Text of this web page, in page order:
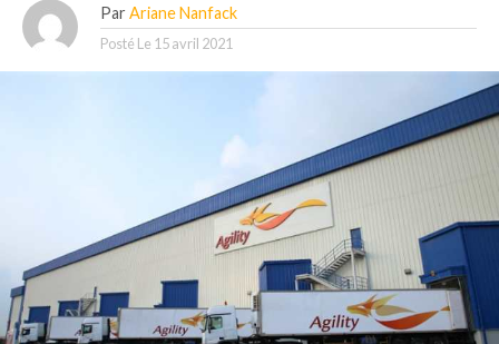
Par Ariane Nanfack
Posté Le 15 avril 2021